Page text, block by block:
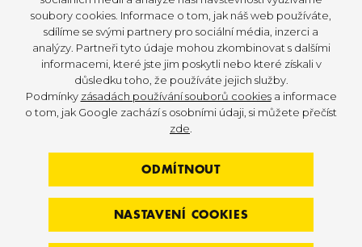
Člověka, který bude sdílet naše DNA. Odborníka,
který bude velmi atraktivní formou navrhovat,
vyhodnocovat, prezentovat projekty, produkty,
úspěchy celého týmu 3D FITNESS.
soubory cookies. Informace o tom, jak náš web používáte,
sdílíme se svými partnery pro sociální média, inzerci a
analýzy. Partneři tyto údaje mohou zkombinovat s dalšími
informacemi, které jste jim poskytli nebo které získali v
důsledku toho, že používáte jejich služby.
Podmínky zásadách používání souborů cookiesa informace
o tom, jak Google zachází s osobními údaji, si můžete přečíst
zde.
ODMÍTNOUT
NASTAVENÍ COOKIES